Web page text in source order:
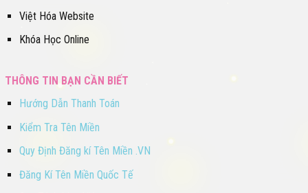
Việt Hóa Website
Khóa Học Online
THÔNG TIN BẠN CẦN BIẾT
Hướng Dẫn Thanh Toán
Kiểm Tra Tên Miền
Quy Định Đăng kí Tên Miền .VN
Đăng Kí Tên Miền Quốc Tế